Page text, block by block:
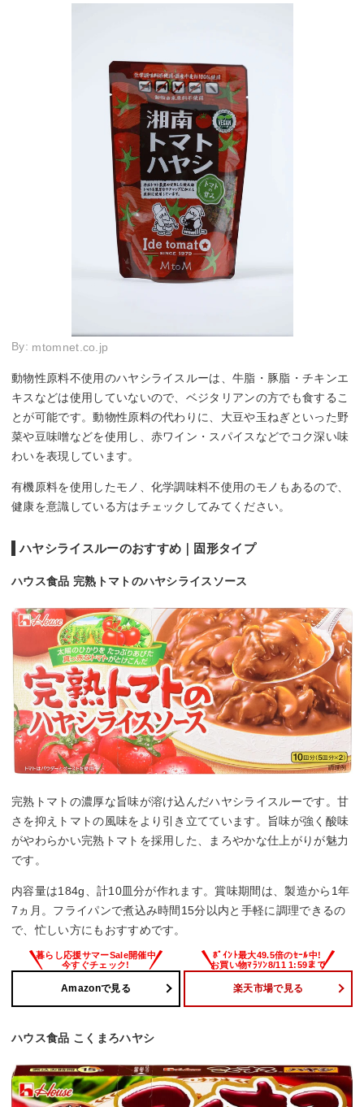
By: mtomnet.co.jp
動物性原料不使用のハヤシライスルーは、牛脂・豚脂・チキンエ
キスなどは使用していないので、ベジタリアンの方でも食するこ
とが可能です。動物性原料の代わりに、大豆や玉ねぎといった野
菜や豆味噌などを使用し、赤ワイン・スパイスなどでコク深い味
わいを表現しています。
有機原料を使用したモノ、化学調味料不使用のモノもあるので、
健康を意識している方はチェックしてみてください。
ハヤシライスルーのおすすめ｜固形タイプ
ハウス食品 完熟トマトのハヤシライスソース
完熟トマトの濃厚な旨味が溶け込んだハヤシライスルーです。甘
さを抑えトマトの風味をより引き立てています。旨味が強く酸味
がやわらかい完熟トマトを採用した、まろやかな仕上がりが魅力
です。
内容量は184g、計10皿分が作れます。賞味期間は、製造から1年
7ヵ月。フライパンで煮込み時間15分以内と手軽に調理できるの
で、忙しい方にもおすすめです。
Amazonで見る 楽天市場で見る
ハウス食品 こくまろハヤシ